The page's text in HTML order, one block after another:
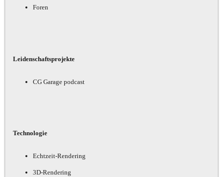
Foren
Leidenschaftsprojekte
CG Garage podcast
Technologie
Echtzeit-Rendering
3D-Rendering